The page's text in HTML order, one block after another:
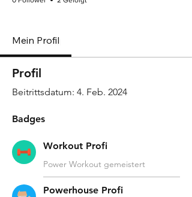
Mein Profil
Profil
Beitrittsdatum: 4. Feb. 2024
Badges
Workout Profi
Power Workout gemeistert
Powerhouse Profi